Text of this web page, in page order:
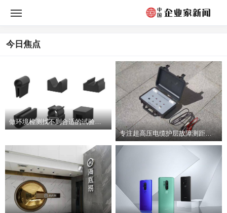
广东茂名婚俗文化馆投用 展示“汉俚一家”婚俗礼仪
今日焦点
做环境检测找不到合适的试验箱五金配件？整理靠
专注超高压电缆护层故障测距仪研发生产与服务的